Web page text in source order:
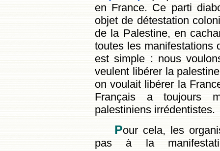
en France. Ce parti
objet de détestation
de la Palestine, en
toutes les manifestations
est simple : nous
veulent libérer la
on voulait libérer la
Français a toujours
palestiniens irrédentistes.
Pour cela, les
pas à la